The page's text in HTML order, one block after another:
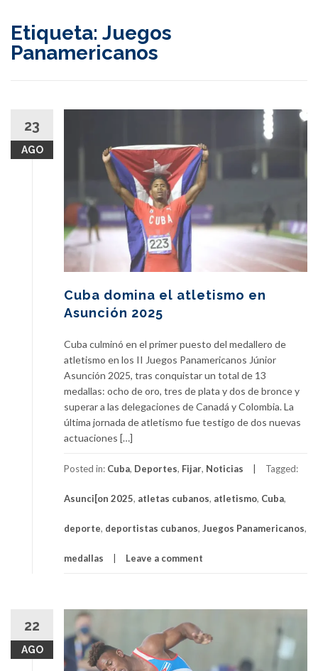
Etiqueta: Juegos
Panamericanos
23
AGO
Cuba domina el atletismo en
Asunción 2025
Cuba culminó en el primer puesto del medallero de
atletismo en los II Juegos Panamericanos Júnior
Asunción 2025, tras conquistar un total de 13
medallas: ocho de oro, tres de plata y dos de bronce y
superar a las delegaciones de Canadá y Colombia. La
última jornada de atletismo fue testigo de dos nuevas
actuaciones […]
Posted in: Cuba, Deportes, Fijar, Noticias Tagged:
Asunci[on 2025, atletas cubanos, atletismo, Cuba,
deporte, deportistas cubanos, Juegos Panamericanos,
medallas Leave a comment
22
AGO